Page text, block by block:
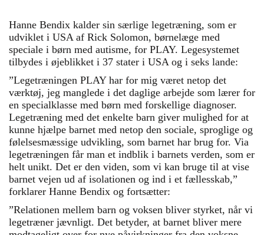
Hanne Bendix kalder sin særlige legetræning, som er
udviklet i USA af Rick Solomon, børnelæge med
speciale i børn med autisme, for PLAY. Legesystemet
tilbydes i øjeblikket i 37 stater i USA og i seks lande:
”Legetræningen PLAY har for mig været netop det
værktøj, jeg manglede i det daglige arbejde som lærer for
en specialklasse med børn med forskellige diagnoser.
Legetræning med det enkelte barn giver mulighed for at
kunne hjælpe barnet med netop den sociale, sproglige og
følelsesmæssige udvikling, som barnet har brug for. Via
legetræningen får man et indblik i barnets verden, som er
helt unikt. Det er den viden, som vi kan bruge til at vise
barnet vejen ud af isolationen og ind i et fællesskab,”
forklarer Hanne Bendix og fortsætter:
”Relationen mellem barn og voksen bliver styrket, når vi
legetræner jævnligt. Det betyder, at barnet bliver mere